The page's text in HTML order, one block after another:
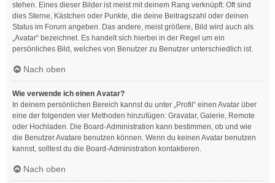
stehen. Eines dieser Bilder ist meist mit deinem Rang verknüpft: Oft sind
dies Sterne, Kästchen oder Punkte, die deine Beitragszahl oder deinen
Status im Forum angeben. Das andere, meist größere, Bild wird auch als
„Avatar“ bezeichnet. Es handelt sich hierbei in der Regel um ein
persönliches Bild, welches von Benutzer zu Benutzer unterschiedlich ist.
Nach oben
Wie verwende ich einen Avatar?
In deinem persönlichen Bereich kannst du unter „Profil“ einen Avatar über
eine der folgenden vier Methoden hinzufügen: Gravatar, Galerie, Remote
oder Hochladen. Die Board-Administration kann bestimmen, ob und wie
die Benutzer Avatare benutzen können. Wenn du keinen Avatar benutzen
kannst, solltest du die Board-Administration kontaktieren.
Nach oben